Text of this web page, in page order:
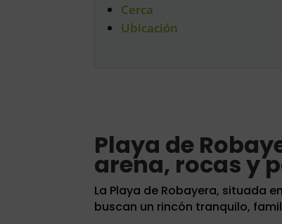
Cerca
Ubicación
Playa de
arena, rocas y
La Playa de Robayera, situada
buscan un rincón tranquilo,